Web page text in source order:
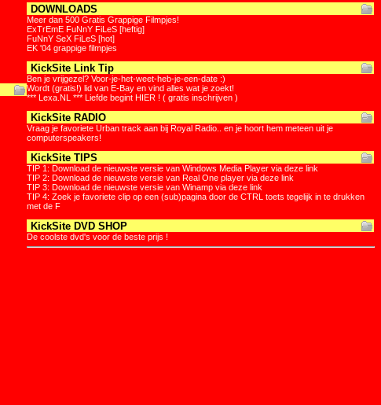
DOWNLOADS
Meer dan 500 Gratis Grappige Filmpjes!
ExTrEmE FuNnY FiLeS [heftig]
FuNnY SeX FiLeS [hot]
EK '04 grappige filmpjes
KickSite Link Tip
Ben je vrijgezel? Voor-je-het-weet-heb-je-een-date :)
Wordt (gratis!) lid van E-Bay en vind alles wat je zoekt!
*** Lexa.NL *** Liefde begint HIER ! ( gratis inschrijven )
KickSite RADIO
Vraag je favoriete Urban track aan bij Royal Radio.. en je hoort hem meteen uit je
computerspeakers!
KickSite TIPS
TIP 1: Download de nieuwste versie van Windows Media Player via deze link
TIP 2: Download de nieuwste versie van Real One player via deze link
TIP 3: Download de nieuwste versie van Winamp via deze link
TIP 4: Zoek je favoriete clip op een (sub)pagina door de CTRL toets tegelijk in te drukken
met de F
KickSite DVD SHOP
De coolste dvd's voor de beste prijs !